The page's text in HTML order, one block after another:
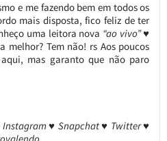
e me fazendo bem em todos os
mais disposta, fico feliz de ter
uma leitora nova “ao vivo”♥
melhor? Tem não! rs Aos poucos
mas garanto que não paro
Instagram ♥ Snapchat ♥ Twitter ♥